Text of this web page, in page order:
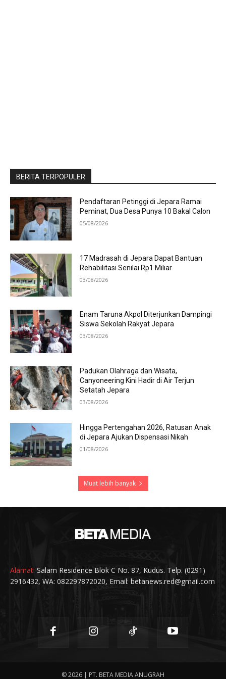
BERITA TERPOPULER
Pendaftaran Petinggi di Jepara Ramai
Peminat, Dua Desa Punya 10 Bakal Calon
05/08/2026
17 Madrasah di Jepara Dapat Bantuan
Rehabilitasi Senilai Rp1 Miliar
03/08/2026
Enam Taruna Akpol Diterjunkan Dampingi
Siswa Sekolah Rakyat Jepara
03/08/2026
Padukan Olahraga dan Wisata,
Canyoneering Kini Hadir di Air Terjun
Setatah Jepara
03/08/2026
Hingga Pertengahan 2026, Ratusan Anak
di Jepara Ajukan Dispensasi Nikah
01/08/2026
Muat lebih banyak
Alamat: Salam Residence Blok C No. 87, Kudus. Telp. (0291)
2916432, WA: 082297872020, Email: betanews.red@gmail.com
© 2026 | PT. BETA MEDIA ANUGRAH